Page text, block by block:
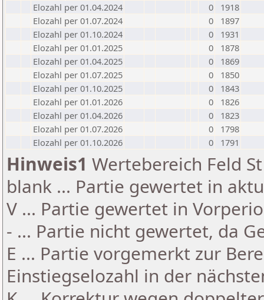
Elozahl per 01.04.2024
0
1918
Elozahl per 01.07.2024
0
1897
Elozahl per 01.10.2024
0
1931
Elozahl per 01.01.2025
0
1878
Elozahl per 01.04.2025
0
1869
Elozahl per 01.07.2025
0
1850
Elozahl per 01.10.2025
0
1843
Elozahl per 01.01.2026
0
1826
Elozahl per 01.04.2026
0
1823
Elozahl per 01.07.2026
0
1798
Elozahl per 01.10.2026
0 1791
Hinweis1 Wertebereich Feld
blank ... Partie gewertet in
V ... Partie gewertet in
- ... Partie nicht gewertet, da
E ... Partie vorgemerkt zur
Einstiegselozahl in der